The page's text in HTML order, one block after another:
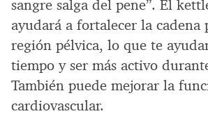
sangre salga del pene”. El
ayudará a fortalecer la cadena
región pélvica, lo que te
tiempo y ser más activo
También puede mejorar la
cardiovascular.